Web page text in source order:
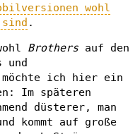
wohl
.
Brothers auf den
ich hier ein
Im späteren
düsterer, man
kommt auf große